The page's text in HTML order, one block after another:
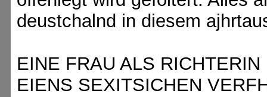
deustchalnd in diesem
EINE FRAU ALS
EIENS SEXITSICHEN